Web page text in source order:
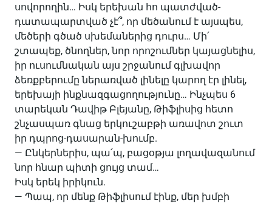
սովորողին… Իսկ երեխան հո պատժված-
դատապարտված չէ՞, որ մեծանում է այսպես,
մեծերի գծած սխեմաներից դուրս… Մի՛
շտապեք, ծնողներ, նոր որոշումներ կայացնելիս,
իր ուսումնական այս շրջանում գլխավոր
ձեռքբերումը ներառված լինելը կարող էր լինել,
երեխայի ինքնազգացողությունը… Ինչպես 6
տարեկան Դավիթ Բլեյանը, Թիֆլիսից հետո
շնչասպառ գնաց երկուշաբթի առավոտ շուտ
իր դպրոց-դասարան-խումբ.
— Ընկերներիս, պա՛պ, բացօթյա լողավազանում
նոր հնար պիտի ցույց տամ…
Իսկ երեկ իրիկուն.
— Պապ, որ մենք Թիֆլիսում էինք, մեր խմբի